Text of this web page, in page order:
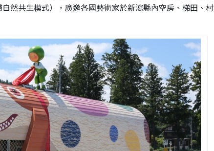
然共生模式），廣邀各國藝術家於新瀉縣內空房、梯田、村